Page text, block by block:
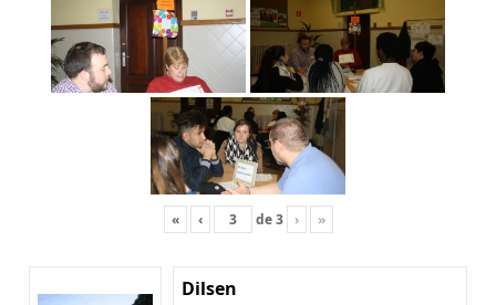
« ‹ de3 › »
Dilsen